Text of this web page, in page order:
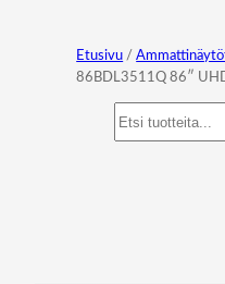
Etusivu /
86BDL3511Q 86″
Haku